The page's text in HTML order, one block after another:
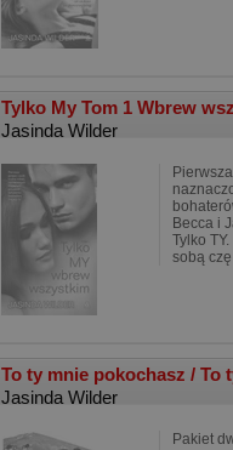
Tylko My Tom 1 Wbrew
Jasinda Wilder
Becca i
Tylko
sobą czę
To ty mnie pokochasz / To
Jasinda Wilder
Pakiet